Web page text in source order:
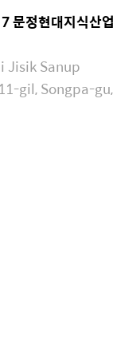
문정현대지식산업
Jisik Sanup
gil, Songpa-gu,